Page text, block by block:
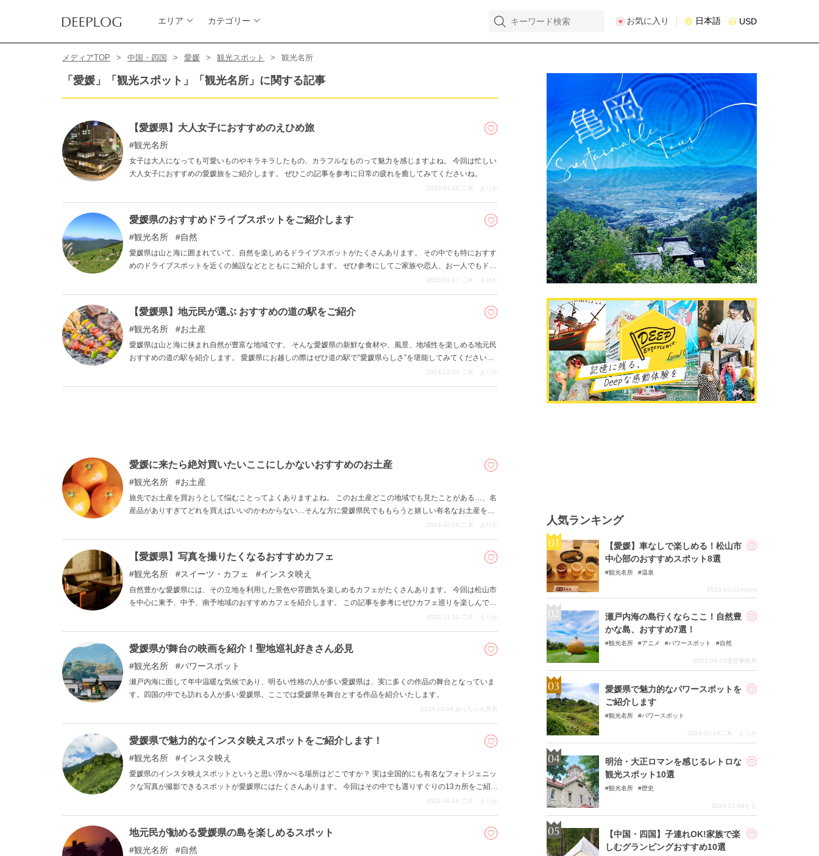
エリア カテゴリー お気に入り 日本語 USD
メディアTOP 中国・四国 愛媛 観光スポット 観光名所
「愛媛」「観光スポット」「観光名所」に関する記事
【愛媛県】大人女子におすすめのえひめ旅
観光名所
女子は大人になっても可愛いものやキラキラしたもの、カラフルなものって魅力を感じますよね。 今回は忙しい
大人女子におすすめの愛媛旅をご紹介します。 ぜひこの記事を参考に日常の疲れを癒してみてくださいね。
2025-01-28 二木 えりか
愛媛県のおすすめドライブスポットをご紹介します
観光名所 自然
愛媛県は山と海に囲まれていて、自然を楽しめるドライブスポットがたくさんあります。 その中でも特におすす
めのドライブスポットを近くの施設などとともにご紹介します。 ぜひ参考にしてご家族や恋人、お一人でもドラ
2025-01-17 二木 えりか
【愛媛県】地元民が選ぶ おすすめの道の駅をご紹介
観光名所 お土産
愛媛県は山と海に挟まれ自然が豊富な地域です。 そんな愛媛県の新鮮な食材や、風景、地域性を楽しめる地元民
おすすめの道の駅を紹介します。 愛媛県にお越しの際はぜひ道の駅で”愛媛県らしさ”を堪能してみてください
2024-12-24 二木 えりか
愛媛に来たら絶対買いたいここにしかないおすすめのお土産
観光名所 お土産
旅先でお土産を買おうとして悩むことってよくありますよね。 このお土産どこの地域でも見たことがある…、名
産品がありすぎてどれを買えばいいのかわからない…そんな方に愛媛県民でももらうと嬉しい有名なお土産をご
2024-12-06 二木 えりか
【愛媛県】写真を撮りたくなるおすすめカフェ
観光名所 スイーツ・カフェ インスタ映え
自然豊かな愛媛県には、その立地を利用した景色や雰囲気を楽しめるカフェがたくさんあります。 今回は松山市
を中心に東予、中予、南予地域のおすすめカフェを紹介します。 この記事を参考にぜひカフェ巡りを楽しんでく
2024-11-12 二木 えりか
愛媛県が舞台の映画を紹介！聖地巡礼好きさん必見
観光名所 パワースポット
瀬戸内海に面して年中温暖な気候であり、明るい性格の人が多い愛媛県は、実に多くの作品の舞台となっていま
す。四国の中でも訪れる人が多い愛媛県。ここでは愛媛県を舞台とする作品を紹介いたします。
2024-10-04 あっちゃん所長
愛媛県で魅力的なインスタ映えスポットをご紹介します！
観光名所 インスタ映え
愛媛県のインスタ映えスポットというと思い浮かべる場所はどこですか？ 実は全国的にも有名なフォトジェニッ
クな写真が撮影できるスポットが愛媛県にはたくさんあります。 今回はその中でも選りすぐりの13カ所をご紹介
2024-09-19 二木 えりか
地元民が勧める愛媛県の島を楽しめるスポット
観光名所 自然
人気ランキング
【愛媛】車なしで楽しめる！松山市
中心部のおすすめスポット8選
観光名所 温泉
2023-10-31 Ayumi
瀬戸内海の島行くならここ！自然豊
かな島、おすすめ7選！
観光名所 アニメ パワースポット 自然
2022-08-23運営事務局
愛媛県で魅力的なパワースポットを
ご紹介します
観光名所 パワースポット
2024-02-19 二木 えりか
明治・大正ロマンを感じるレトロな
観光スポット10選
観光名所 歴史
2024-02-06 とも
【中国・四国】子連れOK!家族で楽
しむグランピングおすすめ10選